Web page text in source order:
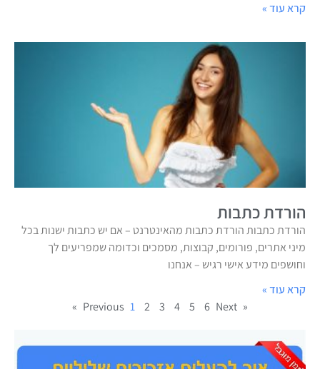
קרא עוד »
הורדת כתבות
הורדת כתבות הורדת כתבות מהאינטרנט – אם יש כתבות ישנות בכל
מיני אתרים, פורומים, קבוצות, מסמכים וכדומה שמפריעים לך
וחושפים מידע אישי רגיש – אנחנו
קרא עוד »
« Previous
1 2 3 4 5 6 Next »